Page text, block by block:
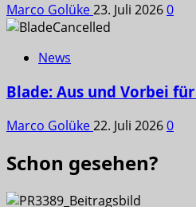
Marco Golüke23. Juli 20260
News
Blade: Aus und Vorbei
Marco Golüke22. Juli 20260
Schon gesehen?